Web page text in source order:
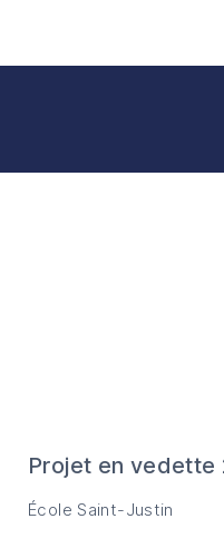
Projet en vedette
École Saint-Justin